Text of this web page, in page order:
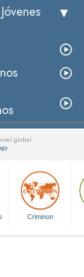
global
Criminon